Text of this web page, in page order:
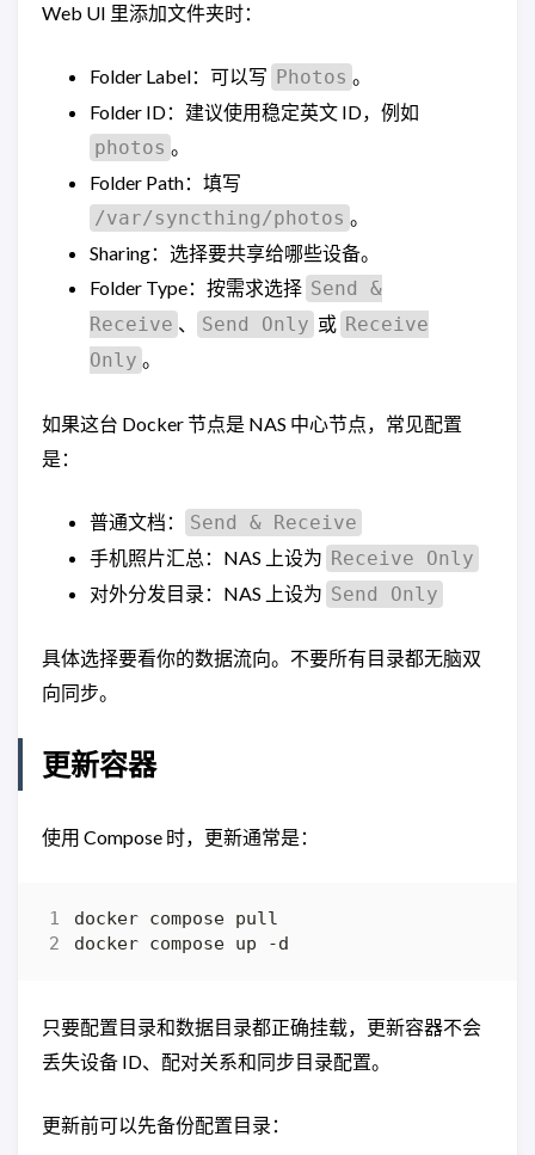
Web UI 里添加文件夹时：
Folder Label：可以写 Photos 。
Folder ID：建议使用稳定英文 ID，例如
photos 。
Folder Path：填写
/var/syncthing/photos 。
Sharing：选择要共享给哪些设备。
Folder Type：按需求选择 Send &
Receive 、 Send Only 或 Receive
Only 。
如果这台 Docker 节点是 NAS 中心节点，常见配置
是：
普通文档：
Send & Receive
手机照片汇总：NAS 上设为 Receive Only
对外分发目录：NAS 上设为 Send Only
具体选择要看你的数据流向。不要所有目录都无脑双
向同步。
更新容器
使用 Compose 时，更新通常是：
只要配置目录和数据目录都正确挂载，更新容器不会
丢失设备 ID、配对关系和同步目录配置。
更新前可以先备份配置目录：